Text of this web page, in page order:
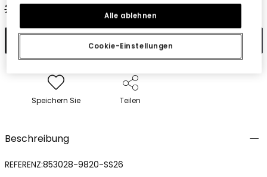
29,95 € 14,95 € 13,45 €
In den Warenkorb
Speichern Sie Teilen
Beschreibung
REFERENZ:853028-9820-SS26
Cookie-Einstellungen
Alle ablehnen